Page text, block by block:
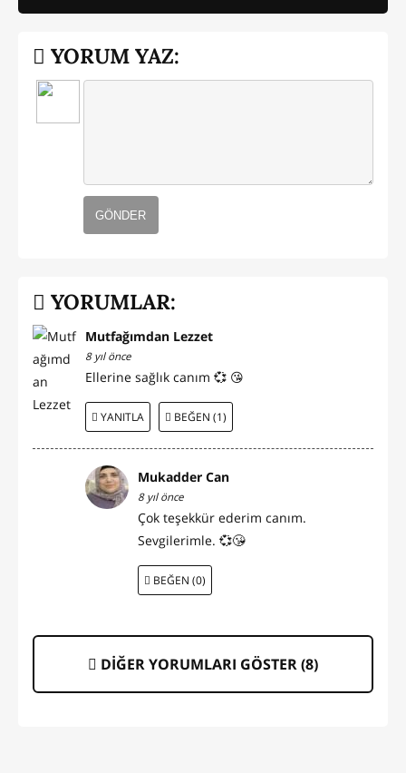
YORUM YAZ:
GÖNDER
YORUMLAR:
Mutfağımdan Lezzet
8 yıl önce
Ellerine sağlık canım 💞 😘
YANITLA BEĞEN (1)
Mukadder Can
8 yıl önce
Çok teşekkür ederim canım.
Sevgilerimle. 💞😘
BEĞEN (0)
DİĞER YORUMLARI GÖSTER (8)